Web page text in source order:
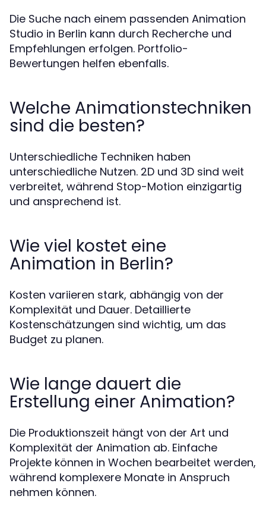
Die Suche nach einem passenden Animation
Studio in Berlin kann durch Recherche und
Empfehlungen erfolgen. Portfolio-
Bewertungen helfen ebenfalls.
Welche Animationstechniken
sind die besten?
Unterschiedliche Techniken haben
unterschiedliche Nutzen. 2D und 3D sind weit
verbreitet, während Stop-Motion einzigartig
und ansprechend ist.
Wie viel kostet eine
Animation in Berlin?
Kosten variieren stark, abhängig von der
Komplexität und Dauer. Detaillierte
Kostenschätzungen sind wichtig, um das
Budget zu planen.
Wie lange dauert die
Erstellung einer Animation?
Die Produktionszeit hängt von der Art und
Komplexität der Animation ab. Einfache
Projekte können in Wochen bearbeitet werden,
während komplexere Monate in Anspruch
nehmen können.